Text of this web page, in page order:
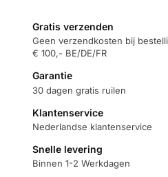
Gratis verzenden
Geen verzendkosten bij
€ 100,- BE/DE/FR
Garantie
30 dagen gratis ruilen
Klantenservice
Nederlandse klantenservice
Snelle levering
Binnen 1-2 Werkdagen